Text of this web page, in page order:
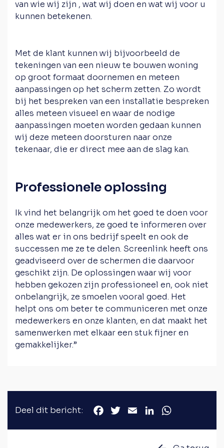
van wie wij zijn , wat wij doen en wat wij voor u
kunnen betekenen.
Met de klant kunnen wij bijvoorbeeld de
tekeningen van een nieuw te bouwen woning
op groot formaat doornemen en meteen
aanpassingen op het scherm zetten. Zo wordt
bij het bespreken van een installatie bespreken
alles meteen visueel en waar de nodige
aanpassingen moeten worden gedaan kunnen
wij deze meteen doorsturen naar onze
tekenaar, die er direct mee aan de slag kan.
Professionele oplossing
Ik vind het belangrijk om het goed te doen voor
onze medewerkers, ze goed te informeren over
alles wat er in ons bedrijf speelt en ook de
successen me ze te delen. Screenlink heeft ons
geadviseerd over de schermen die daarvoor
geschikt zijn. De oplossingen waar wij voor
hebben gekozen zijn professioneel en, ook niet
onbelangrijk, ze smoelen vooral goed. Het
helpt ons om beter te communiceren met onze
medewerkers en onze klanten, en dat maakt het
samenwerken met elkaar een stuk fijner en
gemakkelijker.”
Deel dit bericht:
Facebook
TwitterEmailLinkedInWhatsApp